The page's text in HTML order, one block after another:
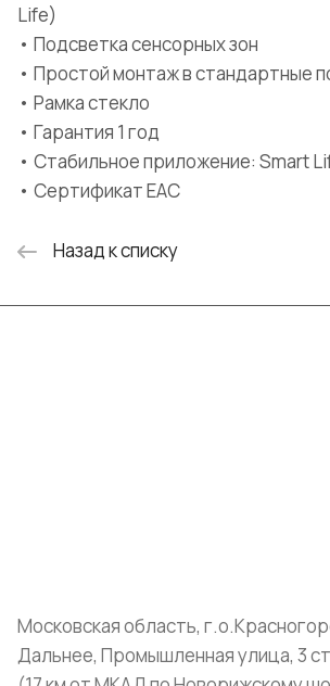
Life)
• Подсветка сенсорных зон
• Простой монтаж в стандартные
• Рамка стекло
• Гарантия 1 год
• Стабильное приложение: Smart
• Сертификат EAC
Назад к списку
Московская область,
Дальнее, Промышленная улица, 3